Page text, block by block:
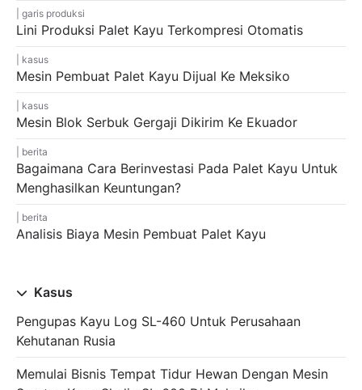
garis produksi
Lini Produksi Palet Kayu Terkompresi Otomatis
kasus
Mesin Pembuat Palet Kayu Dijual Ke Meksiko
kasus
Mesin Blok Serbuk Gergaji Dikirim Ke Ekuador
berita
Bagaimana Cara Berinvestasi Pada Palet Kayu Untuk
Menghasilkan Keuntungan?
berita
Analisis Biaya Mesin Pembuat Palet Kayu
Kasus
Pengupas Kayu Log SL-460 Untuk Perusahaan
Kehutanan Rusia
Memulai Bisnis Tempat Tidur Hewan Dengan Mesin